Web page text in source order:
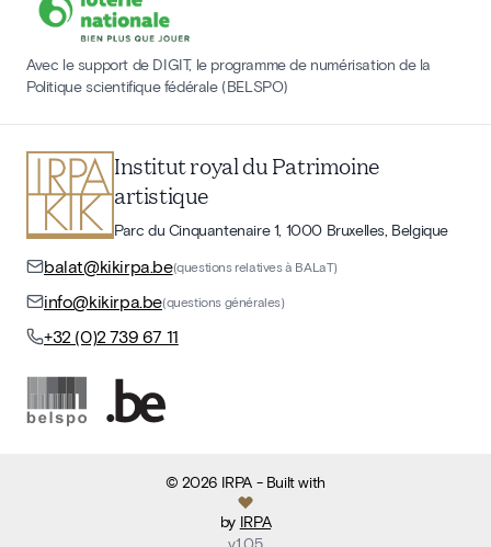
Avec le support de DIGIT, le programme de numérisation de la
Politique scientifique fédérale (BELSPO)
Institut royal du Patrimoine
artistique
Parc du Cinquantenaire 1, 1000 Bruxelles, Belgique
balat@kikirpa.be(questions relatives à BALaT)
info@kikirpa.be(questions générales)
+32 (0)2 739 67 11
©2026 IRPA- Built with
by IRPA
v1.05